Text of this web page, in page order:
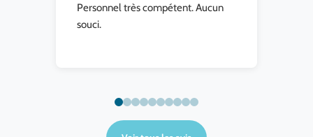
Personnel très compétent. Aucun
souci.